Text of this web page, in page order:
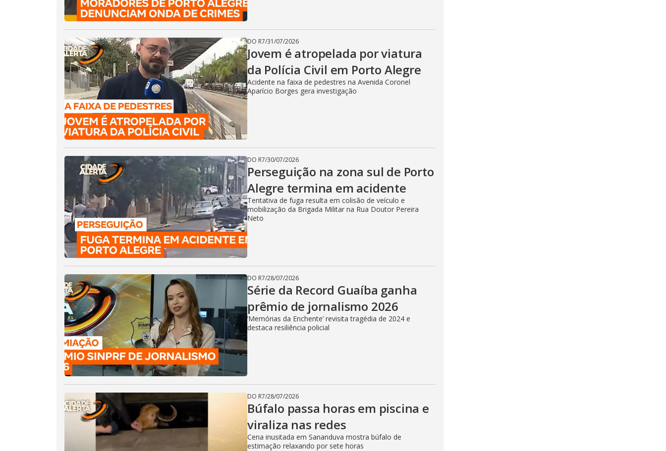
DO R7/31/07/2026
Jovem é atropelada por viatura
da Polícia Civil em Porto Alegre
Acidente na faixa de pedestres na Avenida Coronel
Aparício Borges gera investigação
DO R7/30/07/2026
Perseguição na zona sul de Porto
Alegre termina em acidente
Tentativa de fuga resulta em colisão de veículo e
mobilização da Brigada Militar na Rua Doutor Pereira
Neto
DO R7/28/07/2026
Série da Record Guaíba ganha
prêmio de jornalismo 2026
‘Memórias da Enchente’ revisita tragédia de 2024 e
destaca resiliência policial
DO R7/28/07/2026
Búfalo passa horas em piscina e
viraliza nas redes
Cena inusitada em Sananduva mostra búfalo de
estimação relaxando por sete horas